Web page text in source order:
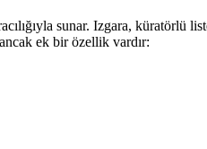
sunar. Izgara, küratörlü
ek bir özellik vardır: